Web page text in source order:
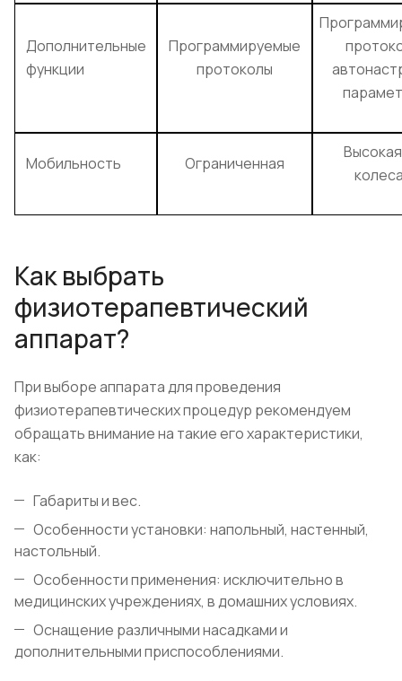
Дополнительные
функции
Программируемые
протоколы
Мобильность Ограниченная
Как выбрать
физиотерапевтический
аппарат?
При выборе аппарата для проведения
физиотерапевтических процедур рекомендуем
обращать внимание на такие его характеристики,
как:
Габариты и вес.
Особенности установки: напольный, настенный,
настольный.
Особенности применения: исключительно в
медицинских учреждениях, в домашних условиях.
Оснащение различными насадками и
дополнительными приспособлениями.